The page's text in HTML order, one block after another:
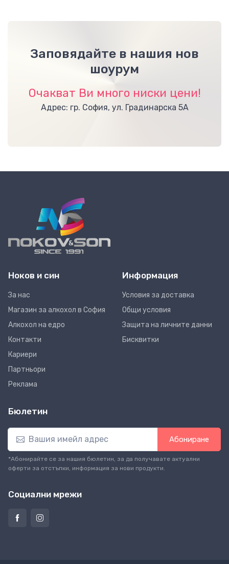
Заповядайте в нашия нов
шоурум
Очакват Ви много ниски цени!
Адрес: гр. София, ул. Градинарска 5А
Ноков и син
За нас
Магазин за алкохол в София
Алкохол на едро
Контакти
Кариери
Партньори
Реклама
Информация
Условия за доставка
Общи условия
Защита на личните данни
Бисквитки
Бюлетин
Абониране
*Абонирайте се за нашия бюлетин, за да получавате актуални
оферти за отстъпки, информация за нови продукти.
Социални мрежи